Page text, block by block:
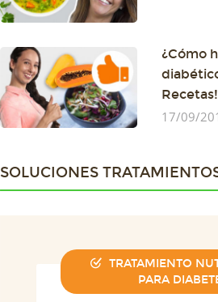
¿Cómo
Recetas!
17/09/
SOLUCIONES
TRATAMIENTO
PARA